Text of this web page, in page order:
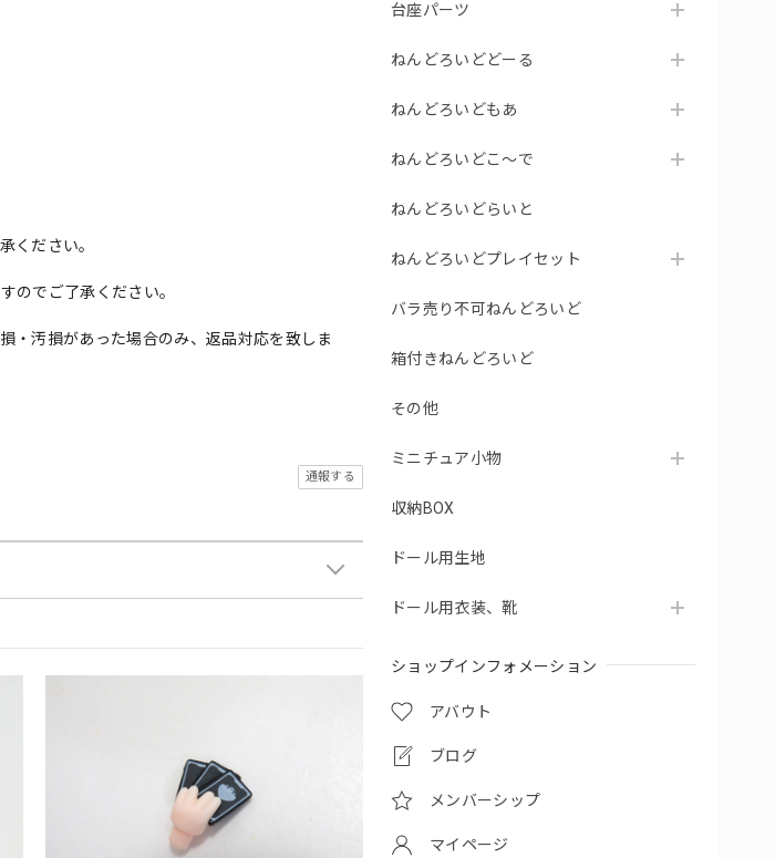
台座パーツ
ねんどろいどどーる
ねんどろいどもあ
ねんどろいどこ～で
ねんどろいどらいと
ねんどろいどプレイセット
バラ売り不可ねんどろいど
箱付きねんどろいど
その他
ミニチュア小物
収納BOX
ドール用生地
ドール用衣装、靴
ショップインフォメーション
アバウト
ブログ
メンバーシップ
マイページ
ください。
のでご了承ください。
・汚損があった場合のみ、返品対応を致しま
通報する